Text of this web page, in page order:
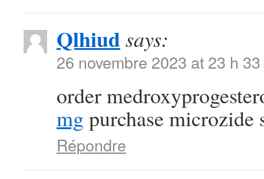
Qlhiudsays:
26 novembre 2023 at 23 h
order
mg purchase microzide
Répondre